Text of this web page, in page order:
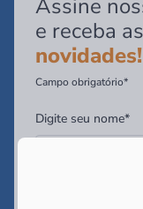
Assine
e receba as
novidades!
Campo obrigatório*
Digite seu nome*